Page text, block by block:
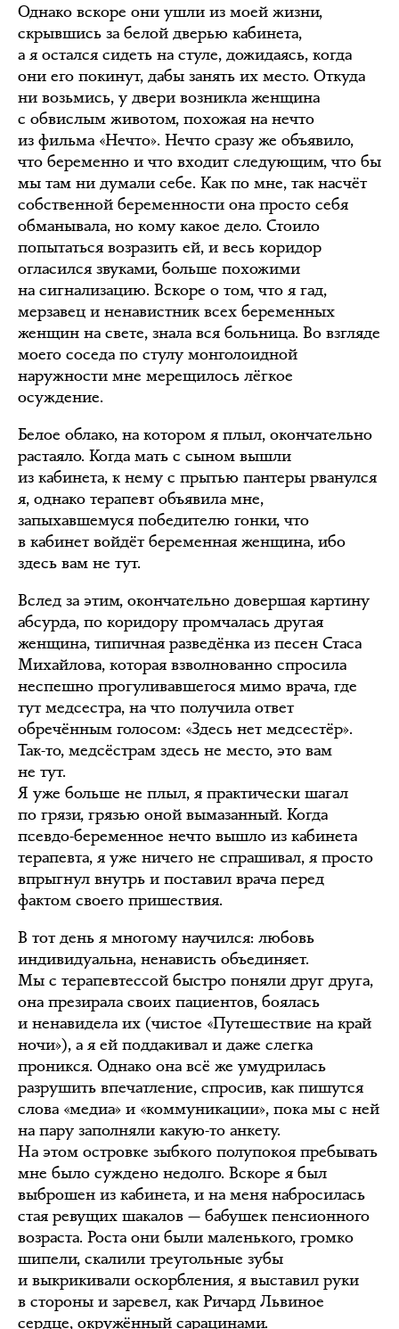
Однако вскоре они ушли из моей жизни,
скрывшись за белой дверью кабинета,
а я остался сидеть на стуле, дожидаясь, когда
они его покинут, дабы занять их место. Откуда
ни возьмись, у двери возникла женщина
с обвислым животом, похожая на нечто
из фильма «Нечто». Нечто сразу же объявило,
что беременно и что входит следующим, что бы
мы там ни думали себе. Как по мне, так насчёт
собственной беременности она просто себя
обманывала, но кому какое дело. Стоило
попытаться возразить ей, и весь коридор
огласился звуками, больше похожими
на сигнализацию. Вскоре о том, что я гад,
мерзавец и ненавистник всех беременных
женщин на свете, знала вся больница. Во взгляде
моего соседа по стулу монголоидной
наружности мне мерещилось лёгкое
осуждение.
Белое облако, на котором я плыл, окончательно
растаяло. Когда мать с сыном вышли
из кабинета, к нему с прытью пантеры рванулся
я, однако терапевт объявила мне,
запыхавшемуся победителю гонки, что
в кабинет войдёт беременная женщина, ибо
здесь вам не тут.
Вслед за этим, окончательно довершая картину
абсурда, по коридору промчалась другая
женщина, типичная разведёнка из песен Стаса
Михайлова, которая взволнованно спросила
неспешно прогуливавшегося мимо врача, где
тут медсестра, на что получила ответ
обречённым голосом: «Здесь нет медсестёр».
Так-то, медсёстрам здесь не место, это вам
не тут.
Я уже больше не плыл, я практически шагал
по грязи, грязью оной вымазанный. Когда
псевдо-беременное нечто вышло из кабинета
терапевта, я уже ничего не спрашивал, я просто
впрыгнул внутрь и поставил врача перед
фактом своего пришествия.
В тот день я многому научился: любовь
индивидуальна, ненависть объединяет.
Мы с терапевтессой быстро поняли друг друга,
она презирала своих пациентов, боялась
и ненавидела их (чистое «Путешествие на край
ночи»), а я ей поддакивал и даже слегка
проникся. Однако она всё же умудрилась
разрушить впечатление, спросив, как пишутся
слова «медиа» и «коммуникации», пока мы с ней
на пару заполняли какую-то анкету.
На этом островке зыбкого полупокоя пребывать
мне было суждено недолго. Вскоре я был
выброшен из кабинета, и на меня набросилась
стая ревущих шакалов — бабушек пенсионного
возраста. Роста они были маленького, громко
шипели, скалили треугольные зубы
и выкрикивали оскорбления, я выставил руки
в стороны и заревел, как Ричард Львиное
сердце, окружённый сарацинами.